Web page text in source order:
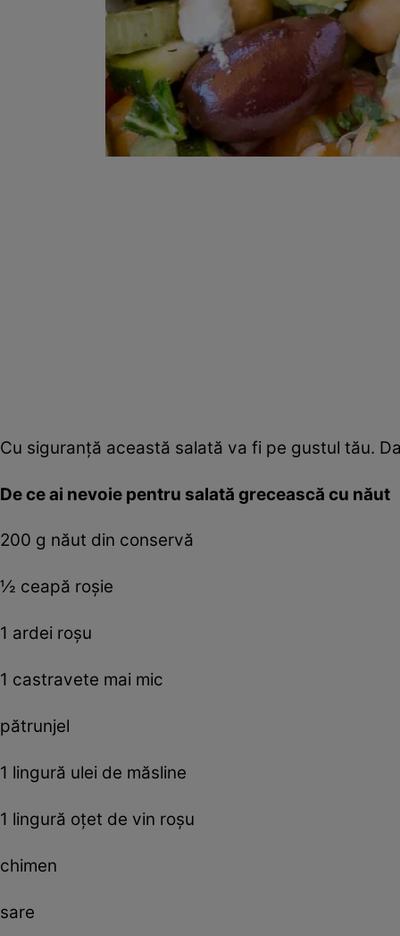
Cu siguranţă această salată va fi pe gustul tău.
De ce ai nevoie pentru salată grecească cu năut
200 g năut din conservă
½ ceapă roşie
1 ardei roşu
1 castravete mai mic
pătrunjel
1 lingură ulei de măsline
1 lingură oţet de vin roşu
chimen
sare